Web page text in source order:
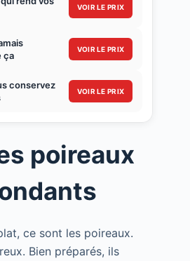
VOIR LE PRIX
ça
VOIR LE PRIX
conservez
VOIR LE PRIX
poireaux
ce sont les poireaux.
Bien préparés, ils